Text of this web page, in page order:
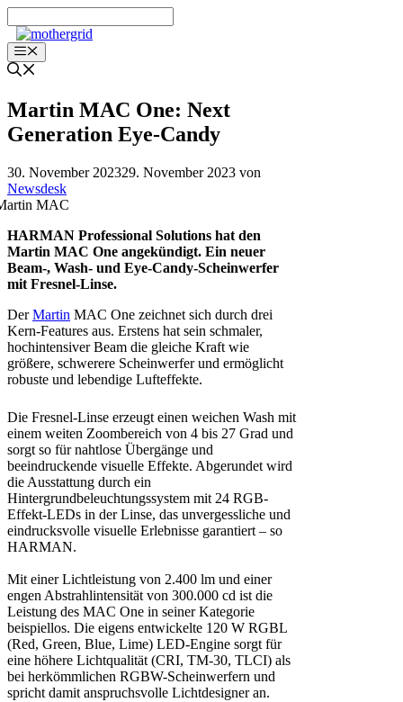
Inhalt
springenMenü
Martin MAC One: Next
Generation Eye-Candy
30. November 202329. November 2023 von
Newsdesk
HARMAN Professional Solutions hat den
Martin MAC One angekündigt. Ein neuer
Beam-, Wash- und Eye-Candy-Scheinwerfer
mit Fresnel-Linse.
DerMartin MAC One zeichnet sich durch drei
Kern-Features aus. Erstens hat sein schmaler,
hochintensiver Beam die gleiche Kraft wie
größere, schwerere Scheinwerfer und ermöglicht
robuste und lebendige Lufteffekte.
Die Fresnel-Linse erzeugt einen weichen Wash mit
einem weiten Zoombereich von 4 bis 27 Grad und
sorgt so für nahtlose Übergänge und
beeindruckende visuelle Effekte. Abgerundet wird
die Ausstattung durch ein
Hintergrundbeleuchtungssystem mit 24 RGB-
Effekt-LEDs in der Linse, das unvergessliche und
eindrucksvolle visuelle Erlebnisse garantiert – so
HARMAN.
Mit einer Lichtleistung von 2.400 lm und einer
engen Abstrahlintensität von 300.000 cd ist die
Leistung des MAC One in seiner Kategorie
beispiellos. Die eigens entwickelte 120 W RGBL
(Red, Green, Blue, Lime) LED-Engine sorgt für
eine höhere Lichtqualität (CRI, TM-30, TLCI) als
bei herkömmlichen RGBW-Scheinwerfern und
spricht damit anspruchsvolle Lichtdesigner an.